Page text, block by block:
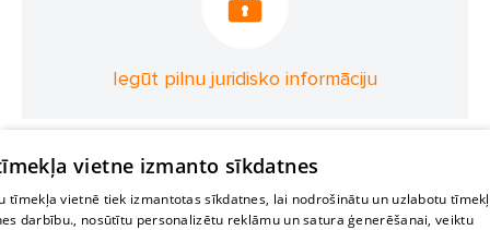
Iegūt pilnu juridisko informāciju
vietne izmanto sīkdatnes
tīmekļa vietnē tiek izmantotas sīkdatnes, lai nodrošinātu un uzlabotu
darbību., nosūtītu personalizētu reklāmu un satura ģenerēšanai, veiktu